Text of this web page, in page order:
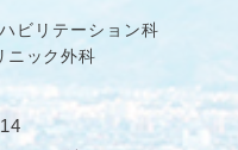
ビリテーション科
ニック外科